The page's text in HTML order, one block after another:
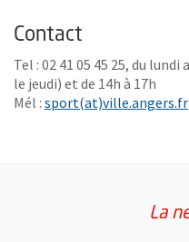
Contact
Tel : 02 41 05 45 25, du lundi
le jeudi) et de 14h à 17h
Mél : sport(at)ville.angers.fr
La